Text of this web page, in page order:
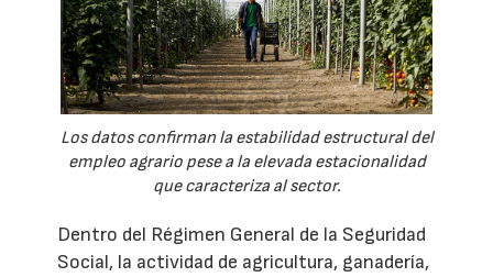
Los datos confirman la estabilidad estructural del
empleo agrario pese a la elevada estacionalidad
que caracteriza al sector.
Dentro del Régimen General de la Seguridad
Social, la actividad de agricultura, ganadería,